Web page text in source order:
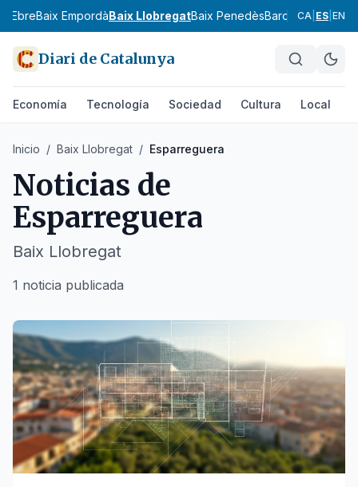
EbreBaix EmpordàBaix LlobregatBaix PenedèsBarcelonès
CA ES EN
Diari de Catalunya
Economía Tecnología Sociedad Cultura Local
Inicio / Baix Llobregat / Esparreguera
Noticias de
Esparreguera
Baix Llobregat
1 noticia publicada